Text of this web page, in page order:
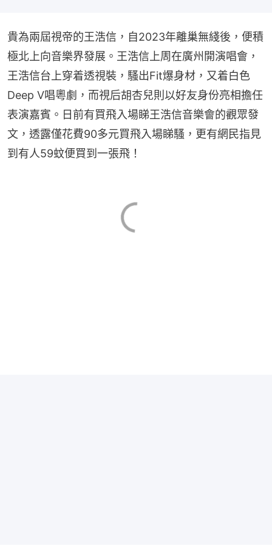
貴為兩屆視帝的王浩信，自2023年離巢無綫後，便積
極北上向音樂界發展。王浩信上周在廣州開演唱會，
王浩信台上穿着透視裝，騷出Fit爆身材，又着白色
Deep V唱粵劇，而視后胡杏兒則以好友身份亮相擔任
表演嘉賓。日前有買飛入場睇王浩信音樂會的觀眾發
文，透露僅花費90多元買飛入場睇騷，更有網民指見
到有人59蚊便買到一張飛！